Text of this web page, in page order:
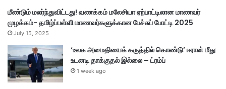
மீண்டும் மலர்ந்துவிட்டது! வணக்கம் மலேசியா ஏற்பாட்டிலான மாணவர்
முழக்கம்- தமிழ்ப்பள்ளி மாணவர்களுக்கான பேச்சுப் போட்டி 2025
July 15, 2025
‘உலக அமைதியைக் கருத்தில் கொண்டு’ ஈரான் மீது
உடனடி தாக்குதல் இல்லை – ட்ரம்ப்
1 week ago